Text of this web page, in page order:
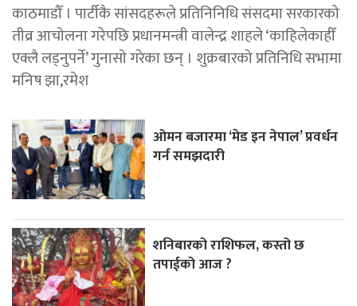
काठमाडौँ । पार्टीकै सांसदहरूले प्रतिनिनिधि संसदमा सरकारको
तीव्र आचोलना गरेपछि प्रधानमन्त्री वालेन्द्र शाहले ‘काहिलेकाहीँ
एक्लै लड्नुपर्ने’ गुनासो गरेका छन् । शुक्रबारको प्रतिनिधि सभामा
मनिष झा,रमेश
ओमन बजारमा ‘मेड इन नेपाल’ प्रवर्धन
गर्न समझदारी
शनिबारको राशिफल, कस्तो छ
तपाईको आज ?